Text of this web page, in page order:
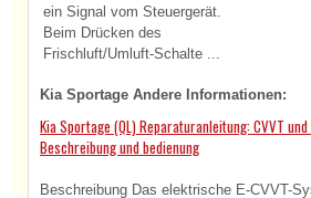
ein Signal vom Steuergerät.
Beim Drücken des
Frischluft/Umluft-Schalte ...
Kia Sportage Andere Informationen:
Kia Sportage (QL) Reparaturanleitung: CVVT
Beschreibung und bedienung
Beschreibung Das elektrische E-CVVT-